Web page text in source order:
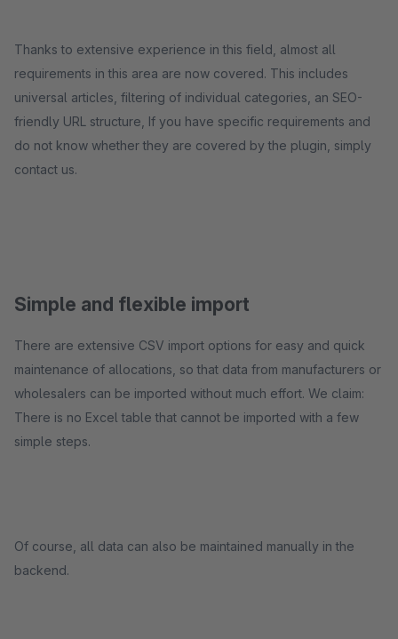
Thanks to extensive experience in this field, almost all
requirements in this area are now covered. This includes
universal articles, filtering of individual categories, an SEO-
friendly URL structure, If you have specific requirements and
do not know whether they are covered by the plugin, simply
contact us.
Simple and flexible import
There are extensive CSV import options for easy and quick
maintenance of allocations, so that data from manufacturers or
wholesalers can be imported without much effort. We claim:
There is no Excel table that cannot be imported with a few
simple steps.
Of course, all data can also be maintained manually in the
backend.